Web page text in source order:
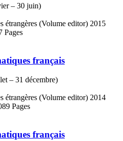
– 30 juin)
étrangères (Volume editor) 2015
Pages
français
– 31 décembre)
étrangères (Volume editor) 2014
Pages
français